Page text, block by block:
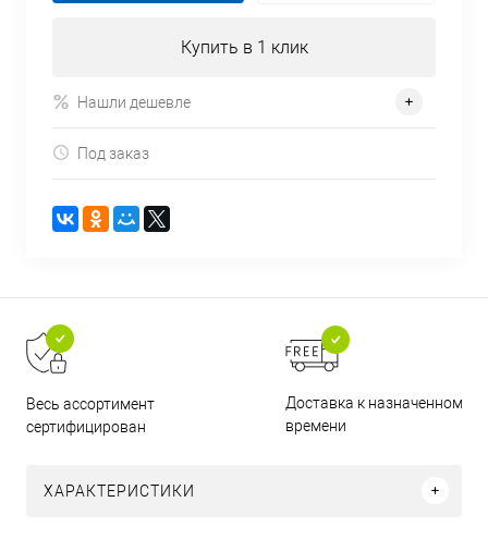
Купить в 1 клик
Нашли дешевле
Под заказ
Весь ассортимент
сертифицирован
Доставка к назначенному
времени
ХАРАКТЕРИСТИКИ